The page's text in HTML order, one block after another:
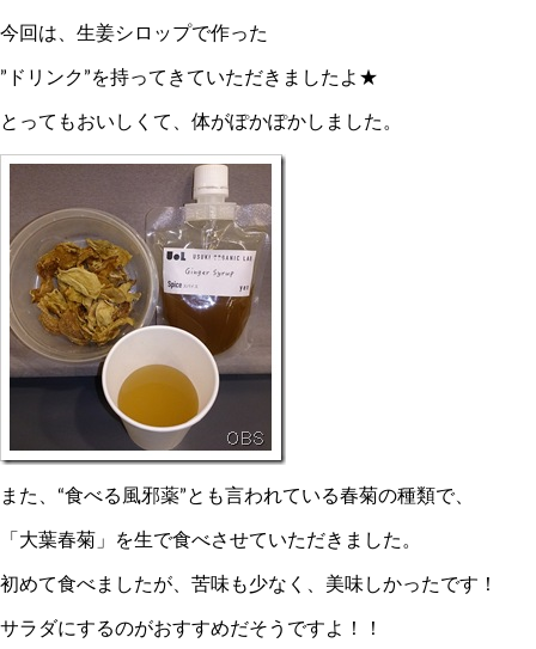
今回は、生姜シロップで作った
”ドリンク”を持ってきていただきましたよ★
とってもおいしくて、体がぽかぽかしました。
また、“食べる風邪薬”とも言われている春菊の種類で、
「大葉春菊」を生で食べさせていただきました。
初めて食べましたが、苦味も少なく、美味しかったです！
サラダにするのがおすすめだそうですよ！！